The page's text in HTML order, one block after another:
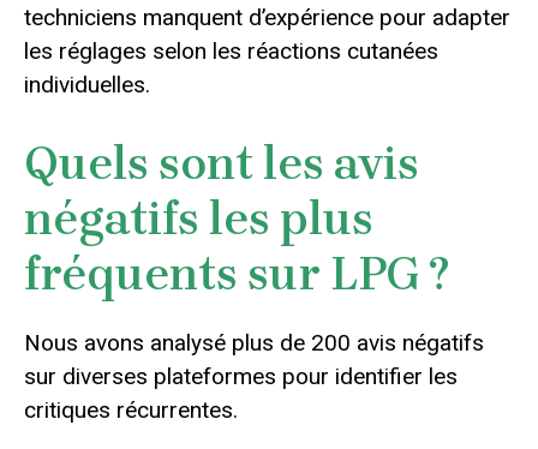
techniciens manquent d’expérience pour adapter
les réglages selon les réactions cutanées
individuelles.
Quels sont les avis
négatifs les plus
fréquents sur LPG ?
Nous avons analysé plus de 200 avis négatifs
sur diverses plateformes pour identifier les
critiques récurrentes.